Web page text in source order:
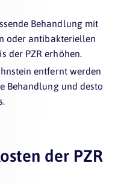
Behandlung mit
oder antibakteriellen
der PZR erhöhen.
entfernt werden
Behandlung und desto
der PZR